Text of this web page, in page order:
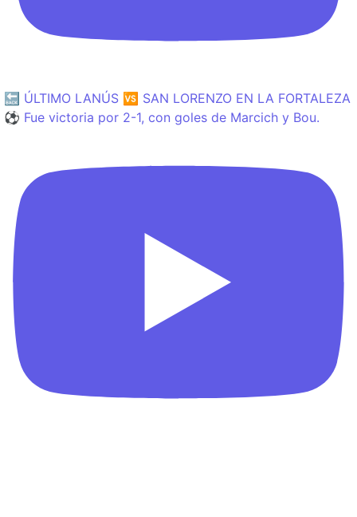
🔙 ÚLTIMO LANÚS 🆚 SAN LORENZO EN LA FORTALEZA
⚽️ Fue victoria por 2-1, con goles de Marcich y Bou.